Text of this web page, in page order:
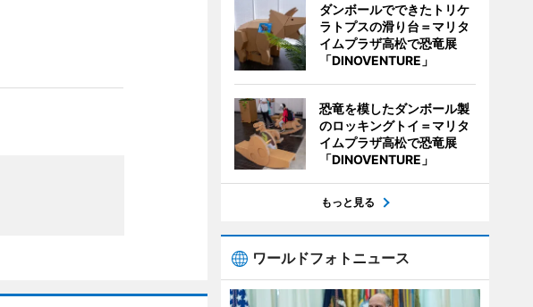
ダンボールでできたトリケ
ラトプスの滑り台＝マリタ
イムプラザ高松で恐竜展
「DINOVENTURE」
恐竜を模したダンボール製
のロッキングトイ＝マリタ
イムプラザ高松で恐竜展
「DINOVENTURE」
もっと見る
ワールドフォトニュース